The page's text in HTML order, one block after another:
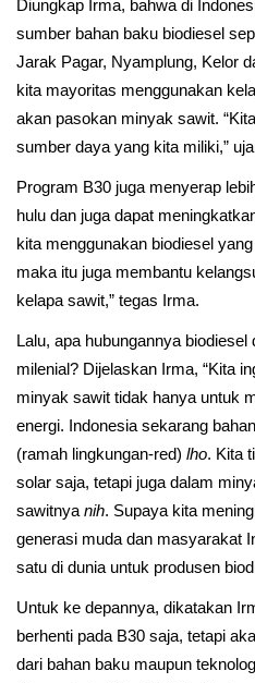
Diungkap Irma, bahwa di
sumber bahan baku biodiesel
Jarak Pagar, Nyamplung, Kelor
kita mayoritas menggunakan
akan pasokan minyak sawit.
sumber daya yang kita miliki,”
Program B30 juga menyerap
hulu dan juga dapat
kita menggunakan biodiesel
maka itu juga membantu
kelapa sawit,” tegas Irma.
Lalu, apa hubungannya
milenial? Dijelaskan Irma, “Kita
minyak sawit tidak hanya untuk
energi. Indonesia sekarang
(ramah lingkungan-red) lho. Kita
solar saja, tetapi juga dalam
sawitnyanih. Supaya kita
generasi muda dan masyarakat
satu di dunia untuk produsen
Untuk ke depannya, dikatakan
berhenti pada B30 saja, tetapi
dari bahan baku maupun